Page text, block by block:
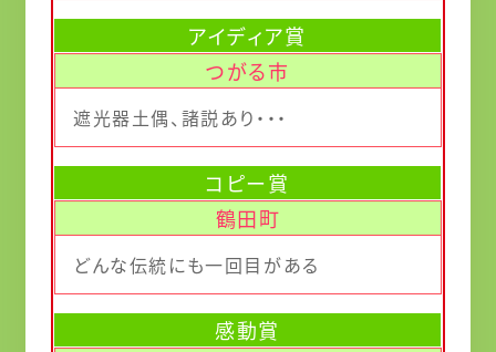
アイディア賞
つがる市
遮光器土偶、諸説あり・・・
コピー賞
鶴田町
どんな伝統にも一回目がある
感動賞